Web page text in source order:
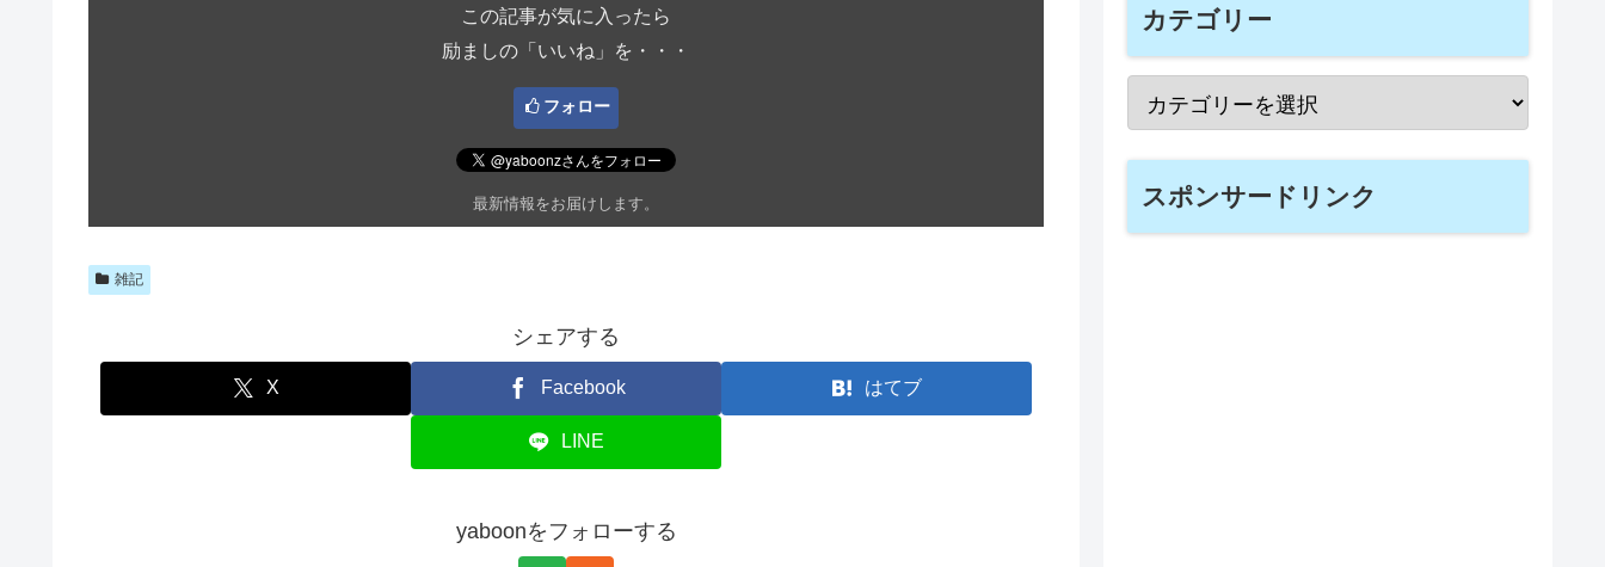
この記事が気に入ったら
励ましの「いいね」を・・・
フォロー
最新情報をお届けします。
雑記
シェアする
X Facebook はてブ
LINE
yaboonをフォローする
カテゴリー
スポンサードリンク